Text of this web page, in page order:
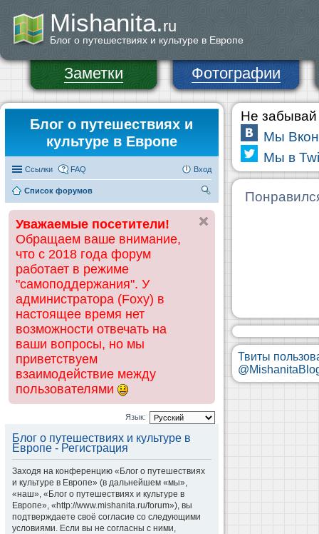
Mishanita.ru
Блог о путешествиях и культуре в Европе
Заметки Фотографии
Блог о путешествиях и
культуре в Европе
Ссылки FAQ Вход
Список форумов
ск
Уважаемые посетители!
Обращаем ваше внимание,
что с 2018 года форум
работает в режиме
"самоподдержания". У
администратора (Foxy) в
настоящее время нет
возможности отвечать на
ваши вопросы, но мы
приветствуем
взаимодействие между
пользователями
Язык:
Блог о путешествиях и культуре в
Европе - Регистрация
Заходя на конференцию «Блог о путешествиях
и культуре в Европе» (в дальнейшем «мы»,
«наш», «Блог о путешествиях и культуре в
Европе», «http://www.mishanita.ru/forum»), вы
подтверждаете своё согласие со следующими
условиями. Если вы не согласны с ними,
Не забывай
Мы
Мы в
Твиты